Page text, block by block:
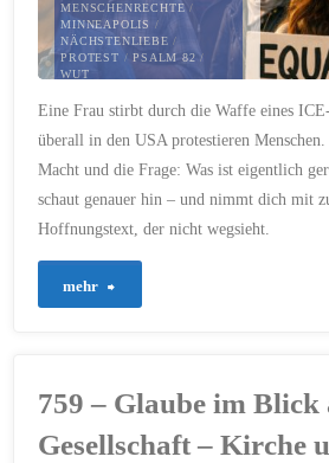
MENSCHENRECHTE/
MINNEAPOLIS /
NÄCHSTENLIEBE /
PROTEST /PSALM 82/
WUT
12. JANUAR 2026
Eine Frau stirbt durch die Waffe eines
überall in den USA protestieren
Macht und die Frage: Was ist eigentlich
schaut genauer hin – und nimmt dich mit
Hoffnungstext, der nicht wegsieht.
mehr
759 – Glaube im Blick
Gesellschaft – Kirche